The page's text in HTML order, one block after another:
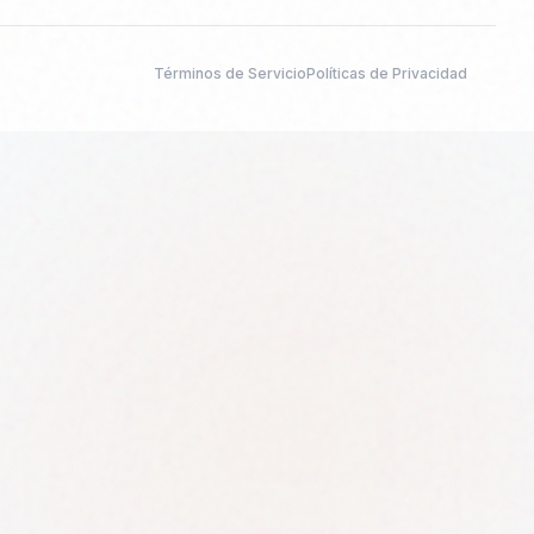
Términos de ServicioPolíticas de Privacidad